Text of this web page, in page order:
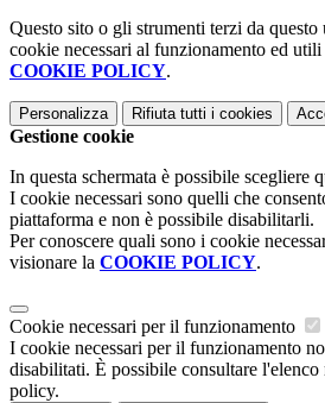
Questo sito o gli strumenti terzi da
cookie necessari al funzionamento ed
COOKIE POLICY.
Personalizza Rifiuta tutti i cookies
Gestione cookie
In questa schermata è possibile scegliere
I cookie necessari sono quelli che
piattaforma e non è possibile disabilitarli.
Per conoscere quali sono i cookie
visionare la COOKIE POLICY.
Cookie necessari per il funzionamento
I cookie necessari per il funzionamento
disabilitati. È possibile consultare
policy.